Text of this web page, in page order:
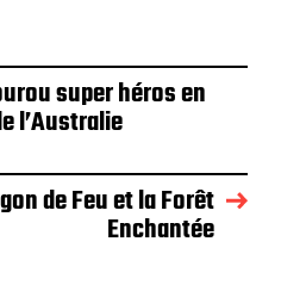
super héros en
l’Australie
de Feu et la Forêt
Enchantée